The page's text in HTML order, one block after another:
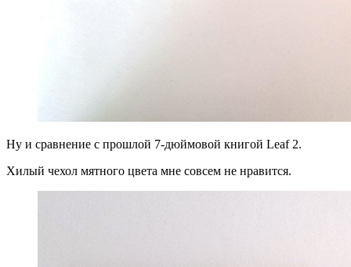
Ну и сравнение с прошлой 7-дюймовой книгой Leaf 2.
Хилый чехол мятного цвета мне совсем не нравится.